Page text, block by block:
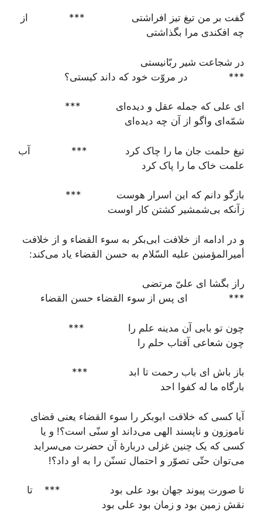
گفت بر من تیغ تیز افراشتی *** از
چه افکندی مرا بگذاشتی
در شجاعت شیر ربّانیستی
*** در مروّت خود که داند کیستی؟
ای علی که جمله عقل و دیده‌ای ***
شمّه‌ای واگو از آن چه دیده‌ای
تیغ حلمت جان ما را چاک کرد *** آب
علمت خاک ما را پاک کرد
بازگو دانم که این اسرار هوست ***
زآنکه بی‌شمشیر کشتن کار اوست
و در ادامه از خلافت ابی‌بکر به سوء القضاء و از خلافت
أمیرالمؤمنین علیه السّلام به حسن القضاء یاد می‌کند:
راز بگشا ای علیّ مرتضی
*** ای پس از سوء القضاء حسن القضاء
چون تو بابی آن مدینه علم را ***
چون شعاعی آفتاب حلم را
باز باش ای باب رحمت تا ابد ***
بارگاه ما له کفوا احد
آیا کسی که خلافت ابوبکر را سوء القضاء یعنی قضای
ناموزون و ناپسند الهی می‌داند او سنّی است؟! و یا
کسی که یک چنین غزلی دربارۀ آن حضرت می‌سراید
می‌توان حتّی تصوّر و احتمال تسنّن را به او داد؟!
تا صورت پیوند جهان بود علی بود *** تا
نقش زمین بود و زمان بود علی بود